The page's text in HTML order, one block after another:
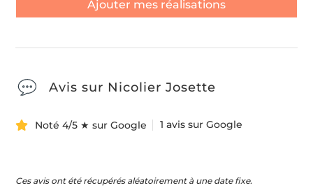
Ajouter mes réalisations
Avis sur Nicolier Josette
Noté 4/5 ★ sur Google 1 avis sur Google
Ces avis ont été récupérés aléatoirement à une date fixe.